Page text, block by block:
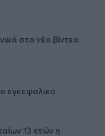
στο νέο βίντεο
εγκεφαλικό
13 ετών η